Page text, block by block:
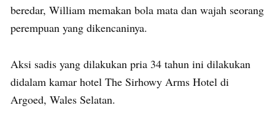
beredar, William memakan bola mata dan wajah seorang
perempuan yang dikencaninya.
Aksi sadis yang dilakukan pria 34 tahun ini dilakukan
didalam kamar hotel The Sirhowy Arms Hotel di
Argoed, Wales Selatan.